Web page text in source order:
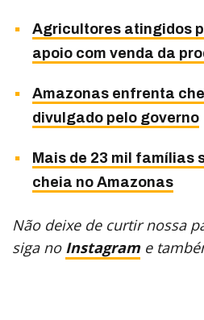
Agricultores atingidos
apoio com venda da
Amazonas enfrenta
divulgado pelo governo
Mais de 23 mil famílias
cheia no Amazonas
Não deixe de curtir nossa
siga no Instagram e